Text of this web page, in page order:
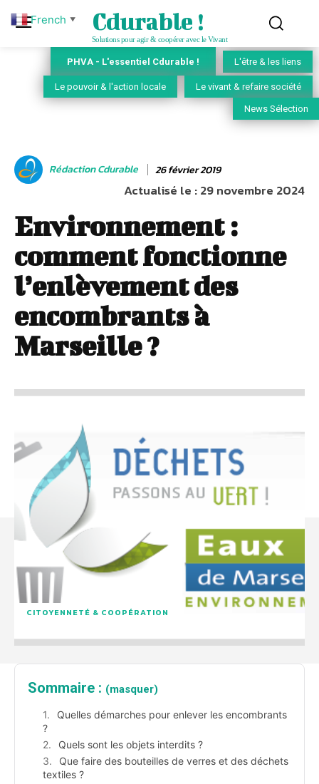
Cdurable !
Solutions pour agir & coopérer avec le Vivant
PHVA - L'essentiel Cdurable ! L'être & les liens
Le pouvoir & l'action locale Le vivant & refaire société
News Sélection
Rédaction Cdurable 26 février 2019
Actualisé le :29 novembre 2024
Environnement :
comment fonctionne
l’enlèvement des
encombrants à
Marseille ?
CITOYENNETÉ & COOPÉRATION
Sommaire : (masquer)
Quelles démarches pour enlever les encombrants
?
Quels sont les objets interdits ?
Que faire des bouteilles de verres et des déchets
textiles ?
French ▼